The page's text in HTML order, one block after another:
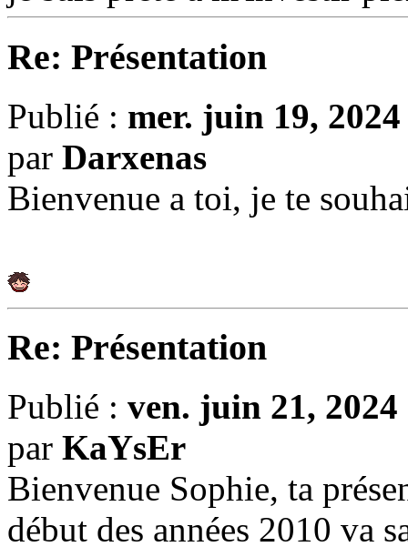
Re: Présentation
Publié : mer. juin 19,
par Darxenas
Bienvenue a toi, je te
Re: Présentation
Publié : ven. juin 21,
par KaYsEr
Bienvenue Sophie, ta
début des années 2010 va